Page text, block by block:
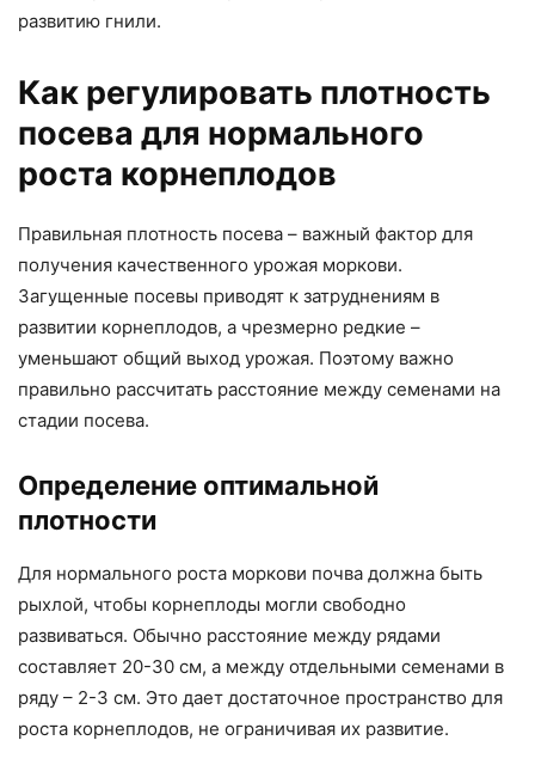
развитию гнили.
Как регулировать плотность
посева для нормального
роста корнеплодов
Правильная плотность посева – важный фактор для
получения качественного урожая моркови.
Загущенные посевы приводят к затруднениям в
развитии корнеплодов, а чрезмерно редкие –
уменьшают общий выход урожая. Поэтому важно
правильно рассчитать расстояние между семенами на
стадии посева.
Определение оптимальной
плотности
Для нормального роста моркови почва должна быть
рыхлой, чтобы корнеплоды могли свободно
развиваться. Обычно расстояние между рядами
составляет 20-30 см, а между отдельными семенами в
ряду – 2-3 см. Это дает достаточное пространство для
роста корнеплодов, не ограничивая их развитие.